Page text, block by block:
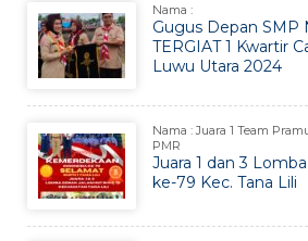
Nama :
Gugus Depan SMP
TERGIAT 1 Kwartir
Luwu Utara 2024
Nama : Juara 1 Team
PMR
Juara 1 dan 3
ke-79 Kec. Tana Lili